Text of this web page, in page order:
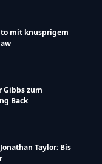
mit knusprigem
Gibbs zum
Back
Taylor: Bis